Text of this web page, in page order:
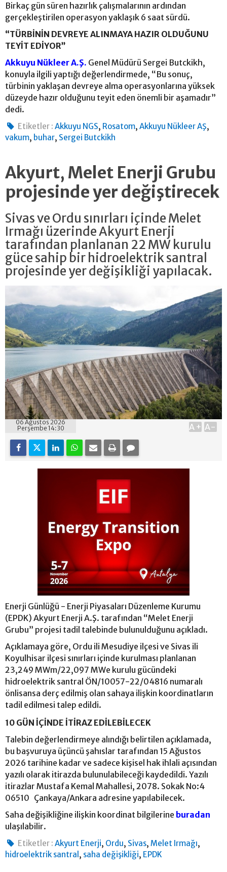
Birkaç gün süren hazırlık çalışmalarının ardından
gerçekleştirilen operasyon yaklaşık 6 saat sürdü.
“TÜRBİNİN DEVREYE ALINMAYA HAZIR OLDUĞUNU
TEYİT EDİYOR”
Akkuyu Nükleer A.Ş. Genel Müdürü Sergei Butckikh,
konuyla ilgili yaptığı değerlendirmede, “Bu sonuç,
türbinin yaklaşan devreye alma operasyonlarına yüksek
düzeyde hazır olduğunu teyit eden önemli bir aşamadır”
dedi.
Etiketler : Akkuyu NGS, Rosatom,Akkuyu Nükleer AŞ,
vakum, buhar, Sergei Butckikh
Akyurt, Melet Enerji Grubu
projesinde yer değiştirecek
Sivas ve Ordu sınırları içinde Melet
Irmağı üzerinde Akyurt Enerji
tarafından planlanan 22 MW kurulu
güce sahip bir hidroelektrik santral
projesinde yer değişikliği yapılacak.
06 Ağustos 2026
Perşembe 14:30
A+ A-
Enerji Günlüğü - Enerji Piyasaları Düzenleme Kurumu
(EPDK) Akyurt Enerji A.Ş. tarafından “Melet Enerji
Grubu” projesi tadil talebinde bulunulduğunu açıkladı.
Açıklamaya göre, Ordu ili Mesudiye ilçesi ve Sivas ili
Koyulhisar ilçesi sınırları içinde kurulması planlanan
23,249 MWm/22,097 MWe kurulu gücündeki
hidroelektrik santral ÖN/10057-22/04816 numaralı
önlisansa derç edilmiş olan sahaya ilişkin koordinatların
tadil edilmesi talep edildi.
10 GÜN İÇİNDE İTİRAZ EDİLEBİLECEK
Talebin değerlendirmeye alındığı belirtilen açıklamada,
bu başvuruya üçüncü şahıslar tarafından 15 Ağustos
2026 tarihine kadar ve sadece kişisel hak ihlali açısından
yazılı olarak itirazda bulunulabileceği kaydedildi. Yazılı
itirazlar Mustafa Kemal Mahallesi, 2078. Sokak No:4
06510 Çankaya/Ankara adresine yapılabilecek.
Saha değişikliğine ilişkin koordinat bilgilerine buradan
ulaşılabilir.
Etiketler : Akyurt Enerji, Ordu, Sivas,Melet Irmağı,
hidroelektrik santral , saha değişikliği, EPDK